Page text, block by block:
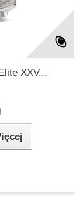
XXV...